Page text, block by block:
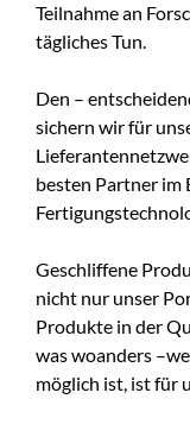
Teilnahme an
tägliches Tun.
Den –
sichern wir für
besten Partner im
Geschliffene
nicht nur unser
Produkte in der
was woanders
möglich ist, ist für